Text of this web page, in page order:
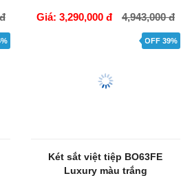
Giá: 3,290,000 đ 4,943,000 đ
GIỎ HÀNG
OFF 39%